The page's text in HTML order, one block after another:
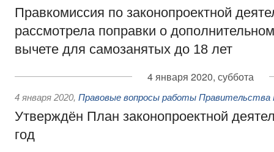
Правкомиссия по законопроектной
рассмотрела поправки о
вычете для самозанятых до 18 лет
4 января 2020, суббота
4 января 2020, Правовые вопросы работы Правительства
Утверждён План законопроектной
год